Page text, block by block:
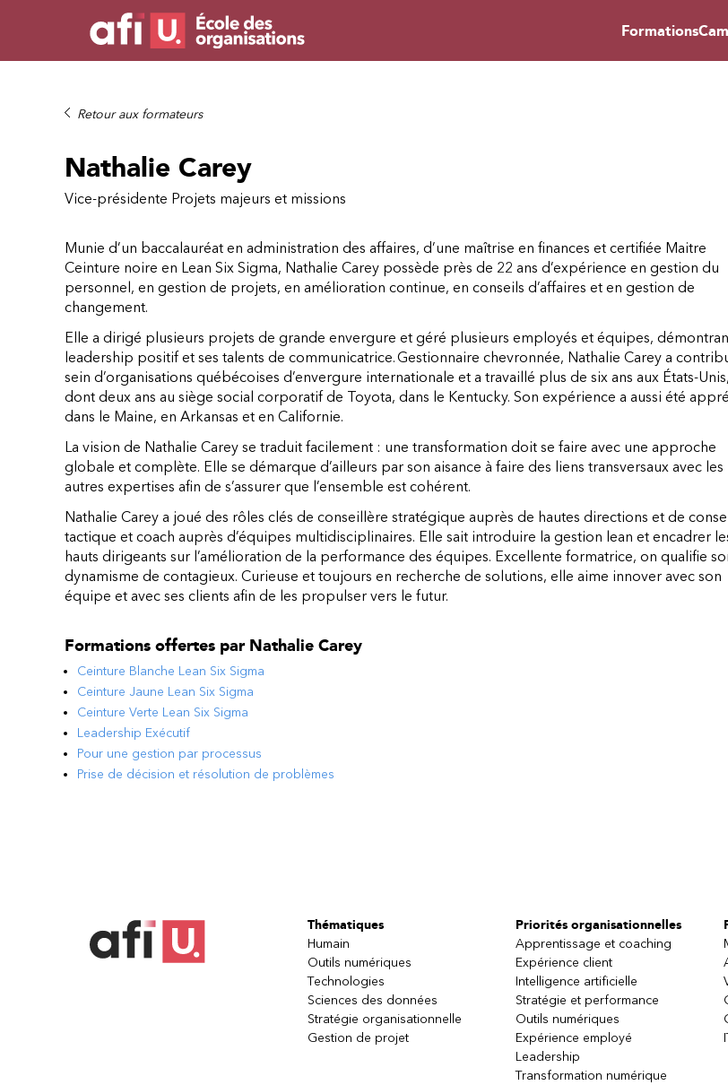
Formations
Retour aux formateurs
Nathalie Carey
Vice-présidente Projets majeurs et missions
Munie d’un baccalauréat en administration des affaires, d’une maîtrise en finances et certifiée Maitre
Ceinture noire en Lean Six Sigma, Nathalie Carey possède près de 22 ans d’expérience en gestion du
personnel, en gestion de projets, en amélioration continue, en conseils d’affaires et en gestion de
changement.
Elle a dirigé plusieurs projets de grande envergure et géré plusieurs employés et équipes,
leadership positif et ses talents de communicatrice. Gestionnaire chevronnée, Nathalie Carey a
sein d’organisations québécoises d’envergure internationale et a travaillé plus de six ans aux États-Unis,
dont deux ans au siège social corporatif de Toyota, dans le Kentucky. Son expérience a aussi été
dans le Maine, en Arkansas et en Californie.
La vision de Nathalie Carey se traduit facilement : une transformation doit se faire avec une approche
globale et complète. Elle se démarque d’ailleurs par son aisance à faire des liens transversaux avec les
autres expertises afin de s’assurer que l’ensemble est cohérent.
Nathalie Carey a joué des rôles clés de conseillère stratégique auprès de hautes directions et de
tactique et coach auprès d’équipes multidisciplinaires. Elle sait introduire la gestion lean et encadrer
hauts dirigeants sur l’amélioration de la performance des équipes. Excellente formatrice, on qualifie
dynamisme de contagieux. Curieuse et toujours en recherche de solutions, elle aime innover avec son
équipe et avec ses clients afin de les propulser vers le futur.
Formations offertes par Nathalie Carey
Ceinture Blanche Lean Six Sigma
Ceinture Jaune Lean Six Sigma
Ceinture Verte Lean Six Sigma
Leadership Exécutif
Pour une gestion par processus
Prise de décision et résolution de problèmes
Thématiques
Humain
Outils numériques
Technologies
Sciences des données
Stratégie organisationnelle
Gestion de projet
Priorités organisationnelles
Apprentissage et coaching
Expérience client
Intelligence artificielle
Stratégie et performance
Outils numériques
Expérience employé
Leadership
Transformation numérique